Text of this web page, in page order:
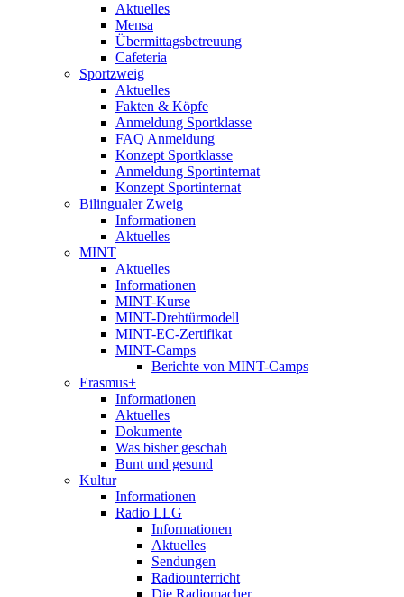
Aktuelles
Mensa
Übermittagsbetreuung
Cafeteria
Sportzweig
Aktuelles
Fakten & Köpfe
Anmeldung Sportklasse
FAQ Anmeldung
Konzept Sportklasse
Anmeldung Sportinternat
Konzept Sportinternat
Bilingualer Zweig
Informationen
Aktuelles
MINT
Aktuelles
Informationen
MINT-Kurse
MINT-Drehtürmodell
MINT-EC-Zertifikat
MINT-Camps
Berichte von MINT-Camps
Erasmus+
Informationen
Aktuelles
Dokumente
Was bisher geschah
Bunt und gesund
Kultur
Informationen
Radio LLG
Informationen
Aktuelles
Sendungen
Radiounterricht
Die Radiomacher